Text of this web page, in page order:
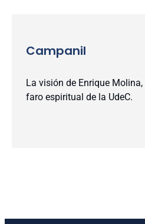
Campanil
La visión de Enrique
faro espiritual de la UdeC.